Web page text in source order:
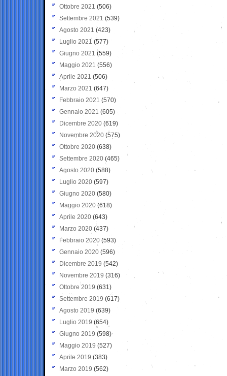
Ottobre 2021 (506)
Settembre 2021 (539)
Agosto 2021 (423)
Luglio 2021 (577)
Giugno 2021(559)
Maggio 2021 (556)
Aprile 2021 (506)
Marzo 2021 (647)
Febbraio 2021 (570)
Gennaio 2021 (605)
Dicembre 2020 (619)
Novembre 2020 (575)
Ottobre 2020 (638)
Settembre 2020(465)
Agosto 2020 (588)
Luglio 2020 (597)
Giugno 2020 (580)
Maggio 2020 (618)
Aprile 2020 (643)
Marzo 2020 (437)
Febbraio 2020 (593)
Gennaio 2020 (596)
Dicembre 2019 (542)
Novembre 2019 (316)
Ottobre 2019 (631)
Settembre 2019 (617)
Agosto 2019 (639)
Luglio 2019 (654)
Giugno 2019 (598)
Maggio 2019 (527)
Aprile 2019 (383)
Marzo 2019 (562)